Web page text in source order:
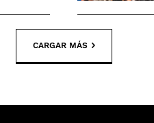
CARGAR MÁS